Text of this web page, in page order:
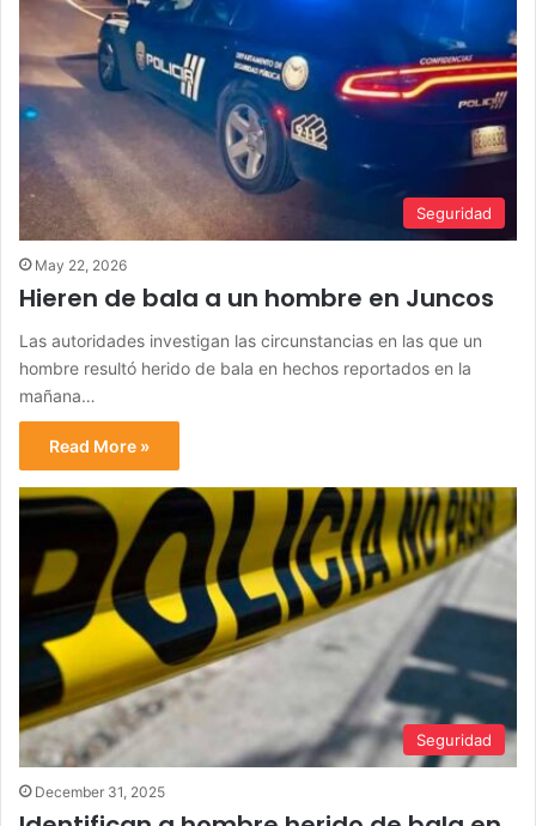
Seguridad
May 22, 2026
Hieren de bala a un hombre en Juncos
Las autoridades investigan las circunstancias en las que un
hombre resultó herido de bala en hechos reportados en la
mañana…
Read More »
Seguridad
December 31, 2025